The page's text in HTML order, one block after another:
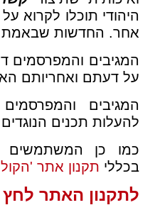
היהודי תוכלו לקרוא
אחר. החדשות שבאמת
המגיבים והמפרסמים
על דעתם ואחריותם
המגיבים
להעלות תכנים
כמו כן המשתמשים
בכללי תקנון אתר 'הקול
לתקנון האתר לחץ